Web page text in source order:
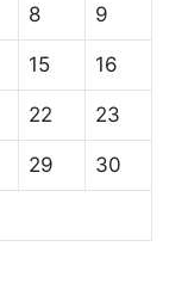
8 9
15 16
22 23
29 30